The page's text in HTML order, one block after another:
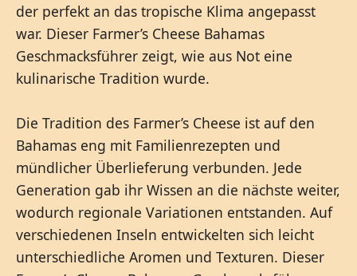
der perfekt an das tropische Klima angepasst
war. Dieser Farmer’s Cheese Bahamas
Geschmacksführer zeigt, wie aus Not eine
kulinarische Tradition wurde.
Die Tradition des Farmer’s Cheese ist auf den
Bahamas eng mit Familienrezepten und
mündlicher Überlieferung verbunden. Jede
Generation gab ihr Wissen an die nächste weiter,
wodurch regionale Variationen entstanden. Auf
verschiedenen Inseln entwickelten sich leicht
unterschiedliche Aromen und Texturen. Dieser